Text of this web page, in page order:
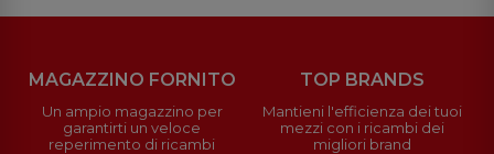
MAGAZZINO FORNITO
Un ampio magazzino per
garantirti un veloce
reperimento di ricambi
TOP BRANDS
Mantieni l'efficienza dei tuoi
mezzi con i ricambi dei
migliori brand